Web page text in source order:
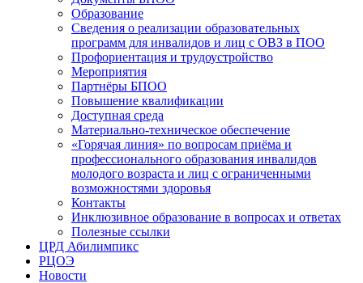
Образование
Сведения о реализации образовательных
программ для инвалидов и лиц с ОВЗ в ПОО
Профориентация и трудоустройство
Мероприятия
Партнёры БПОО
Повышение квалификации
Доступная среда
Материально-техническое обеспечение
«Горячая линия» по вопросам приёма и
профессионального образования инвалидов
молодого возраста и лиц с ограниченными
возможностями здоровья
Контакты
Инклюзивное образование в вопросах и ответах
Полезные ссылки
ЦРД Абилимпикс
РЦОЭ
Новости